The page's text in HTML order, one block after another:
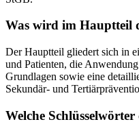
Was wird im Hauptteil
Der Hauptteil gliedert sich in
und Patienten, die
Grundlagen sowie eine
Sekundär- und
Welche